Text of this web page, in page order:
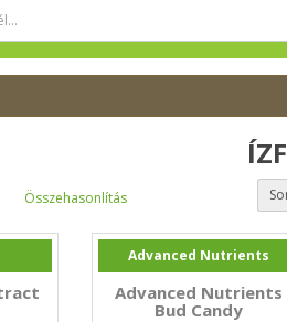
Összehasonlítás
Advanced Nutrients
Advanced Nutrients
Bud Candy